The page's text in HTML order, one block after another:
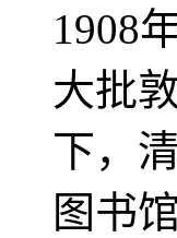
1908
大批
下，
图书